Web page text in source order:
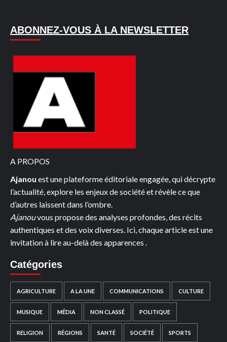
9
MOIS
2025
GROUPE
ECOBANK
:
UN
RÉSULTAT
1,8
MILLIARDS
DE
DOLLARS
ABONNEZ-VOUS À LA NEWSLETTER
A PROPOS
Ajanou est une plateforme éditoriale engagée, qui décrypte
l’actualité, explore les enjeux de société et révèle ce que
d’autres laissent dans l’ombre.
Ajanouvous propose des analyses profondes, des récits
authentiques et des voix diverses. Ici, chaque article est une
invitation à lire au-delà des apparences .
Catégories
AGRICULTURE A LA UNE COMMUNICATIONS CULTURE
MUSIQUE MÉDIA NON CLASSÉ POLITIQUE
RELIGION RÉGIONS SANTÉ SOCIÉTÉ SPORTS